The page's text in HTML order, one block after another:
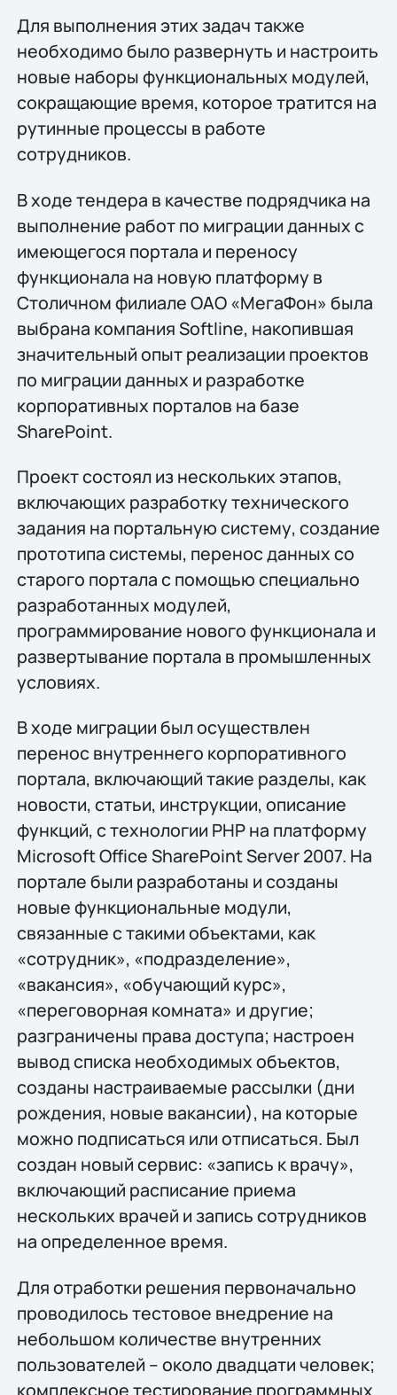
Для выполнения этих задач также
необходимо было развернуть и настроить
новые наборы функциональных модулей,
сокращающие время, которое тратится на
рутинные процессы в работе
сотрудников.
В ходе тендера в качестве подрядчика на
выполнение работ по миграции данных с
имеющегося портала и переносу
функционала на новую платформу в
Столичном филиале ОАО «МегаФон» была
выбрана компания Softline, накопившая
значительный опыт реализации проектов
по миграции данных и разработке
корпоративных порталов на базе
SharePoint.
Проект состоял из нескольких этапов,
включающих разработку технического
задания на портальную систему, создание
прототипа системы, перенос данных со
старого портала с помощью специально
разработанных модулей,
программирование нового функционала и
развертывание портала в промышленных
условиях.
В ходе миграции был осуществлен
перенос внутреннего корпоративного
портала, включающий такие разделы, как
новости, статьи, инструкции, описание
функций, с технологии PHP на платформу
Microsoft Office SharePoint Server 2007. На
портале были разработаны и созданы
новые функциональные модули,
связанные с такими объектами, как
«сотрудник», «подразделение»,
«вакансия», «обучающий курс»,
«переговорная комната» и другие;
разграничены права доступа; настроен
вывод списка необходимых объектов,
созданы настраиваемые рассылки (дни
рождения, новые вакансии), на которые
можно подписаться или отписаться. Был
создан новый сервис: «запись к врачу»,
включающий расписание приема
нескольких врачей и запись сотрудников
на определенное время.
Для отработки решения первоначально
проводилось тестовое внедрение на
небольшом количестве внутренних
пользователей – около двадцати человек;
комплексное тестирование программных